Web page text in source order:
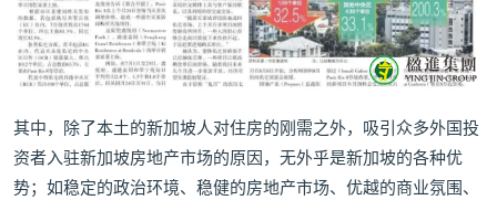
其中，除了本土的新加坡人对住房的刚需之外，吸引众多外国投
资者入驻新加坡房地产市场的原因，无外乎是新加坡的各种优
势；如稳定的政治环境、稳健的房地产市场、优越的商业氛围、